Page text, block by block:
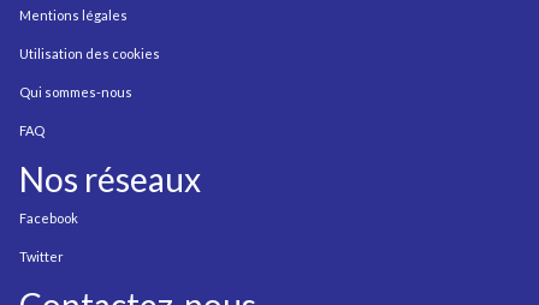
Mentions légales
Utilisation des cookies
Qui sommes-nous
FAQ
Nos réseaux
Facebook
Twitter